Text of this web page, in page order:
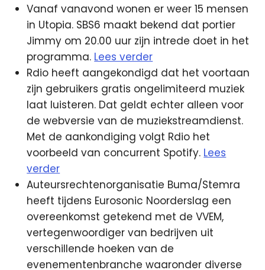
Vanaf vanavond wonen er weer 15 mensen
in Utopia. SBS6 maakt bekend dat portier
Jimmy om 20.00 uur zijn intrede doet in het
programma. Lees verder
Rdio heeft aangekondigd dat het voortaan
zijn gebruikers gratis ongelimiteerd muziek
laat luisteren. Dat geldt echter alleen voor
de webversie van de muziekstreamdienst.
Met de aankondiging volgt Rdio het
voorbeeld van concurrent Spotify. Lees
verder
Auteursrechtenorganisatie Buma/Stemra
heeft tijdens Eurosonic Noorderslag een
overeenkomst getekend met de VVEM,
vertegenwoordiger van bedrijven uit
verschillende hoeken van de
evenementenbranche waaronder diverse